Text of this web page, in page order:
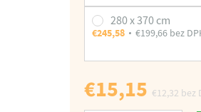
280 x 370 cm
€245,58 €199,66 bez
€15,15 €12,32 bez